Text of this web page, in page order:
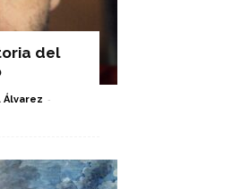
del
Álvarez -